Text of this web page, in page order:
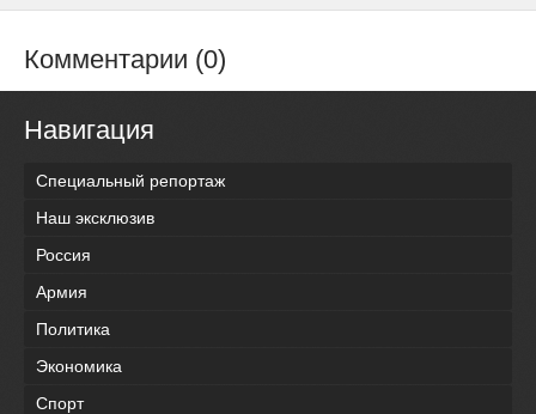
Комментарии (0)
Навигация
Специальный репортаж
Наш эксклюзив
Россия
Армия
Политика
Экономика
Спорт